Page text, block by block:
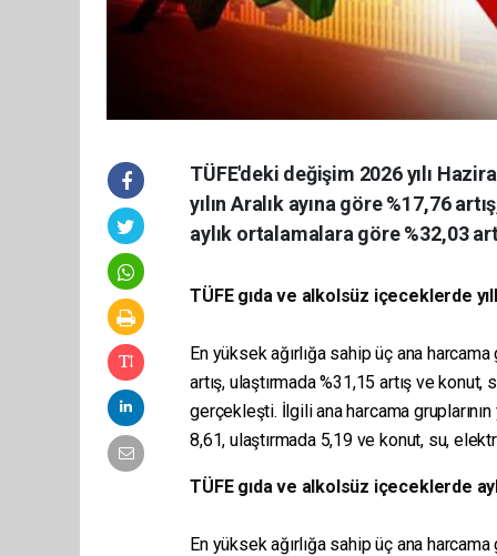
TÜFE'deki değişim 2026 yılı
yılın Aralık ayına göre %17,76
aylık ortalamalara göre %32,03
TÜFE gıda ve alkolsüz içeceklerde
En yüksek ağırlığa sahip üç ana
artış, ulaştırmada %31,15 artış ve
gerçekleşti. İlgili ana harcama
8,61, ulaştırmada 5,19 ve konut, su,
TÜFE gıda ve alkolsüz içeceklerde
En yüksek ağırlığa sahip üç ana